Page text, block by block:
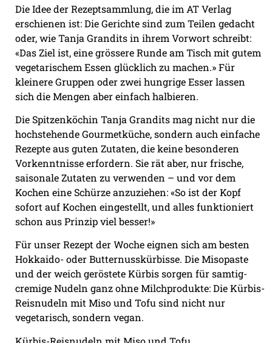
Die Idee der Rezeptsammlung, die im AT Verlag
erschienen ist: Die Gerichte sind zum Teilen gedacht
oder, wie Tanja Grandits in ihrem Vorwort schreibt:
«Das Ziel ist, eine grössere Runde am Tisch mit gutem
vegetarischem Essen glücklich zu machen.» Für
kleinere Gruppen oder zwei hungrige Esser lassen
sich die Mengen aber einfach halbieren.
Die Spitzenköchin Tanja Grandits mag nicht nur die
hochstehende Gourmetküche, sondern auch einfache
Rezepte aus guten Zutaten, die keine besonderen
Vorkenntnisse erfordern. Sie rät aber, nur frische,
saisonale Zutaten zu verwenden – und vor dem
Kochen eine Schürze anzuziehen: «So ist der Kopf
sofort auf Kochen eingestellt, und alles funktioniert
schon aus Prinzip viel besser!»
Für unser Rezept der Woche eignen sich am besten
Hokkaido- oder Butternusskürbisse. Die Misopaste
und der weich geröstete Kürbis sorgen für samtig-
cremige Nudeln ganz ohne Milchprodukte: Die Kürbis-
Reisnudeln mit Miso und Tofu sind nicht nur
vegetarisch, sondern vegan.